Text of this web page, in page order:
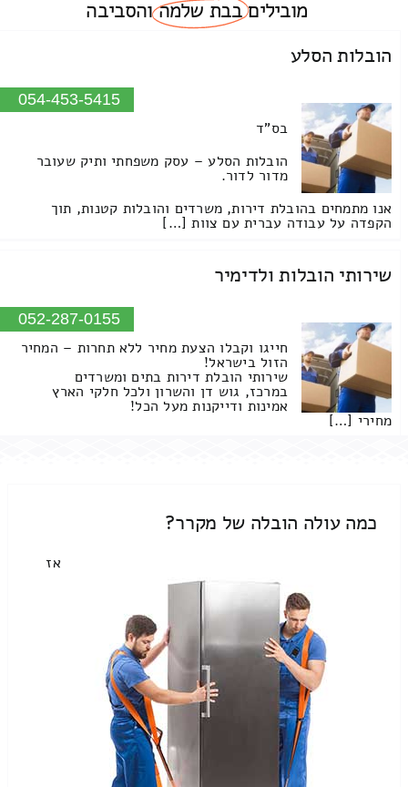
מוביליםבבת שלמהוהסביבה
הובלות הסלע
054-453-5415
בס"ד
הובלות הסלע – עסק משפחתי ותיק שעובר
מדור לדור.
אנו מתמחים בהובלת דירות, משרדים והובלות קטנות, תוך
הקפדה על עבודה עברית עם צוות […]
שירותי הובלות ולדימיר
052-287-0155
חייגו וקבלו הצעת מחיר ללא תחרות – המחיר
הזול בישראל!
שירותי הובלת דירות בתים ומשרדים
במרכז, גוש דן והשרון ולכל חלקי הארץ
אמינות ודייקנות מעל הכל!
מחירי […]
כמה עולה הובלה של מקרר?
אז